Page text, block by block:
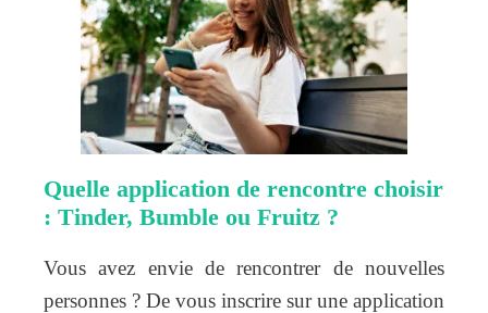
Quelle application de rencontre choisir
: Tinder, Bumble ou Fruitz ?
Vous avez envie de rencontrer de nouvelles
personnes ? De vous inscrire sur une application